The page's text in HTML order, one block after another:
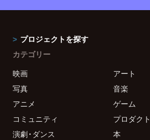
プロジェクトを探す
カテゴリー
映画
アート
写真
音楽
アニメ
ゲーム
コミュニティ
プロダクト
演劇・ダンス
本